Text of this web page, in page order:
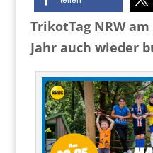
TrikotTag NRW am
Jahr auch wieder